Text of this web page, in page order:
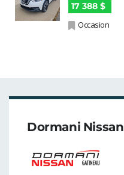
17 388 $
Occasion
Dormani Nissan